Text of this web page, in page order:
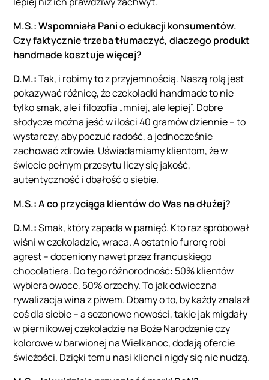
M.S.:Wspomniała Pani o edukacji konsumentów.
Czy faktycznie trzeba tłumaczyć, dlaczego produkt
handmade kosztuje więcej?
D.M.:Tak, i robimy to z przyjemnością. Naszą rolą jest
pokazywać różnicę, że czekoladki handmade to nie
tylko smak, ale i filozofia „mniej, ale lepiej”. Dobre
słodycze można jeść w ilości 40 gramów dziennie – to
wystarczy, aby poczuć radość, a jednocześnie
zachować zdrowie. Uświadamiamy klientom, że w
świecie pełnym przesytu liczy się jakość,
autentyczność i dbałość o siebie.
M.S.: A co przyciąga klientów do Was na dłużej?
D.M.:Smak, który zapada w pamięć. Kto raz spróbował
wiśni w czekoladzie, wraca. A ostatnio furorę robi
agrest – doceniony nawet przez francuskiego
chocolatiera. Do tego różnorodność: 50% klientów
wybiera owoce, 50% orzechy. To jak odwieczna
rywalizacja wina z piwem. Dbamy o to, by każdy znalazł
coś dla siebie – a sezonowe nowości, takie jak migdały
w piernikowej czekoladzie na Boże Narodzenie czy
kolorowe w barwionej na Wielkanoc, dodają ofercie
świeżości. Dzięki temu nasi klienci nigdy się nie nudzą.